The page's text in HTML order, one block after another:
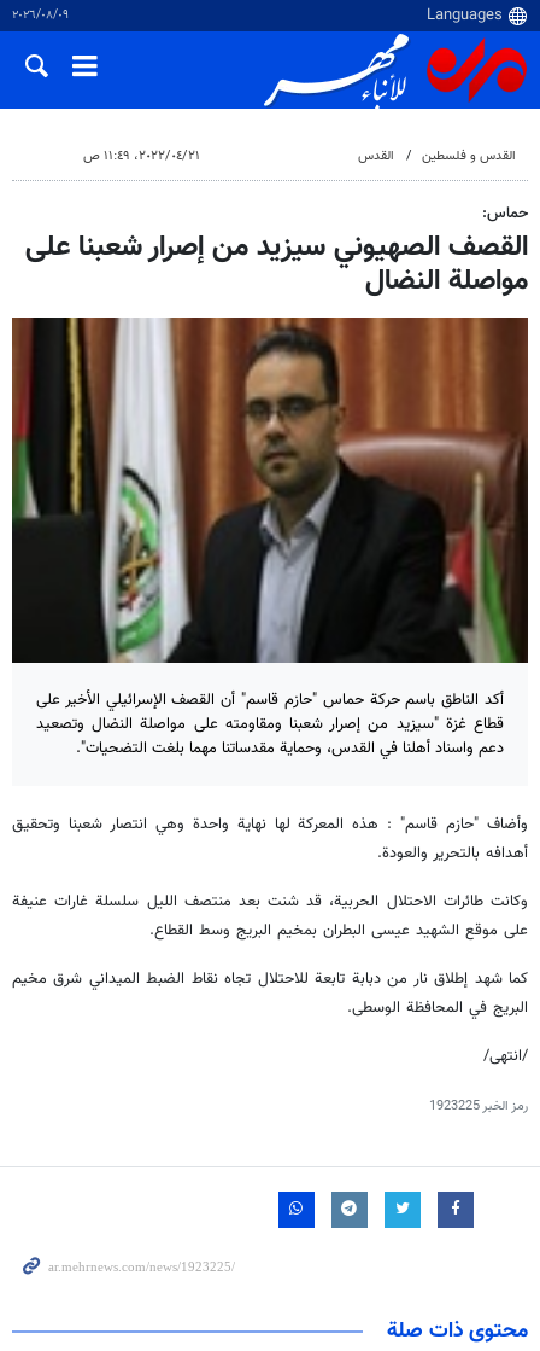
٠٩‏/٠٨‏/٢٠٢٦
القدس و فلسطین القدس ٢١‏/٠٤‏/٢٠٢٢، ١١:٤٩ ص
حماس:
القصف الصهیوني سيزيد من إصرار شعبنا على
مواصلة النضال
أكد الناطق باسم حركة حماس "حازم قاسم" أن القصف الإسرائيلي الأخير على
قطاع غزة "سيزيد من إصرار شعبنا ومقاومته على مواصلة النضال وتصعيد
دعم واسناد أهلنا في القدس، وحماية مقدساتنا مهما بلغت التضحيات".
وأضاف "حازم قاسم" : هذه المعركة لها نهاية واحدة وهي انتصار شعبنا وتحقيق
أهدافه بالتحرير والعودة.
وكانت طائرات الاحتلال الحربية، قد شنت بعد منتصف الليل سلسلة غارات عنيفة
على موقع الشهيد عيسى البطران بمخيم البريج وسط القطاع.
كما شهد إطلاق نار من دبابة تابعة للاحتلال تجاه نقاط الضبط الميداني شرق مخيم
البريج في المحافظة الوسطى.
/انتهى/
رمز الخبر1923225
محتوى ذات صلة